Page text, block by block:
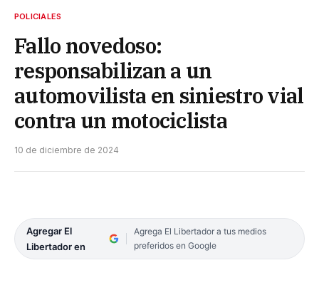
POLICIALES
Fallo novedoso:
responsabilizan a un
automovilista en siniestro vial
contra un motociclista
10 de diciembre de 2024
Agregar El
Libertador en
Agrega El Libertador a tus medios
preferidos en Google